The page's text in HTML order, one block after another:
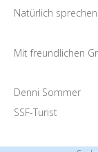
Natürlich
Mit freundlichen
Denni Sommer
SSF-Turist